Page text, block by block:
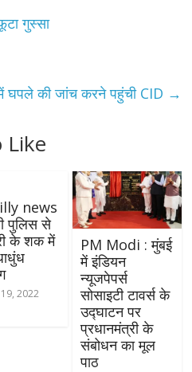
गुस्सा
घपले की जांच करने पहुंची CID →
Like
news
पुलिस से
के शक में
19, 2022
PM Modi : मुंबई
में इंडियन
न्यूजपेपर्स
सोसाइटी टावर्स के
उद्घाटन पर
प्रधानमंत्री के
संबोधन का मूल
पाठ